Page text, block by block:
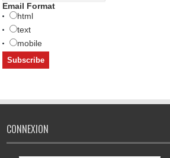
Email Format
html
text
mobile
CONNEXION